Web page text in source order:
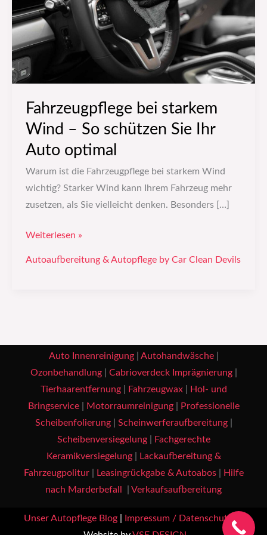
Fahrzeugpflege bei starkem
Wind – So schützen Sie Ihr
Auto optimal
Warum ist die Fahrzeugpflege bei starkem Wind
wichtig? Starker Wind kann Ihrem Fahrzeug mehr
zusetzen, als Sie vielleicht denken. Besonders […]
So
schützen
Sie
Ihr
Auto
Weiterlesen »
Autoaufbereitung & Autopflege by Car Clean Devils
Auto Innenreinigung| Autohandwäsche|
Ozonbehandlung| Cabrioverdeck Imprägnierung|
Tierhaarentfernung| Fahrzeugwax|
Hol- und
Bringservice| Motorraumreinigung|
Professionelle
Scheibenfolierung| Scheinwerferaufbereitung|
Scheibenversiegelung|
Fachgerechte
Keramikversiegelung|
Lackaufbereitung &
Fahrzeugpolitur| Leasingrückgabe & Autoabos|
Hilfe
nach Marderbefall
Verkaufsaufbereitung
Unser Autopflege Blog| Impressum / Datenschutz |